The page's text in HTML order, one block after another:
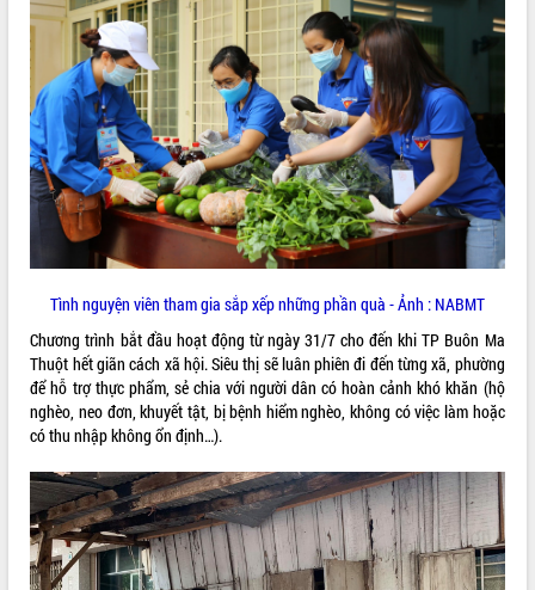
VĂN BẢN HĐND TỈNH
ĐIỂM TIN VĂN BẢN
QUY HOẠCH - KẾ HOẠCH
Tình nguyện viên tham gia sắp xếp những phần quà - Ảnh : NABMT
Chương trình bắt đầu hoạt động từ ngày 31/7 cho đến khi TP Buôn Ma
Thuột hết giãn cách xã hội. Siêu thị sẽ luân phiên đi đến từng xã, phường
để hỗ trợ thực phẩm, sẻ chia với người dân có hoàn cảnh khó khăn (hộ
nghèo, neo đơn, khuyết tật, bị bệnh hiểm nghèo, không có việc làm hoặc
có thu nhập không ổn định…).